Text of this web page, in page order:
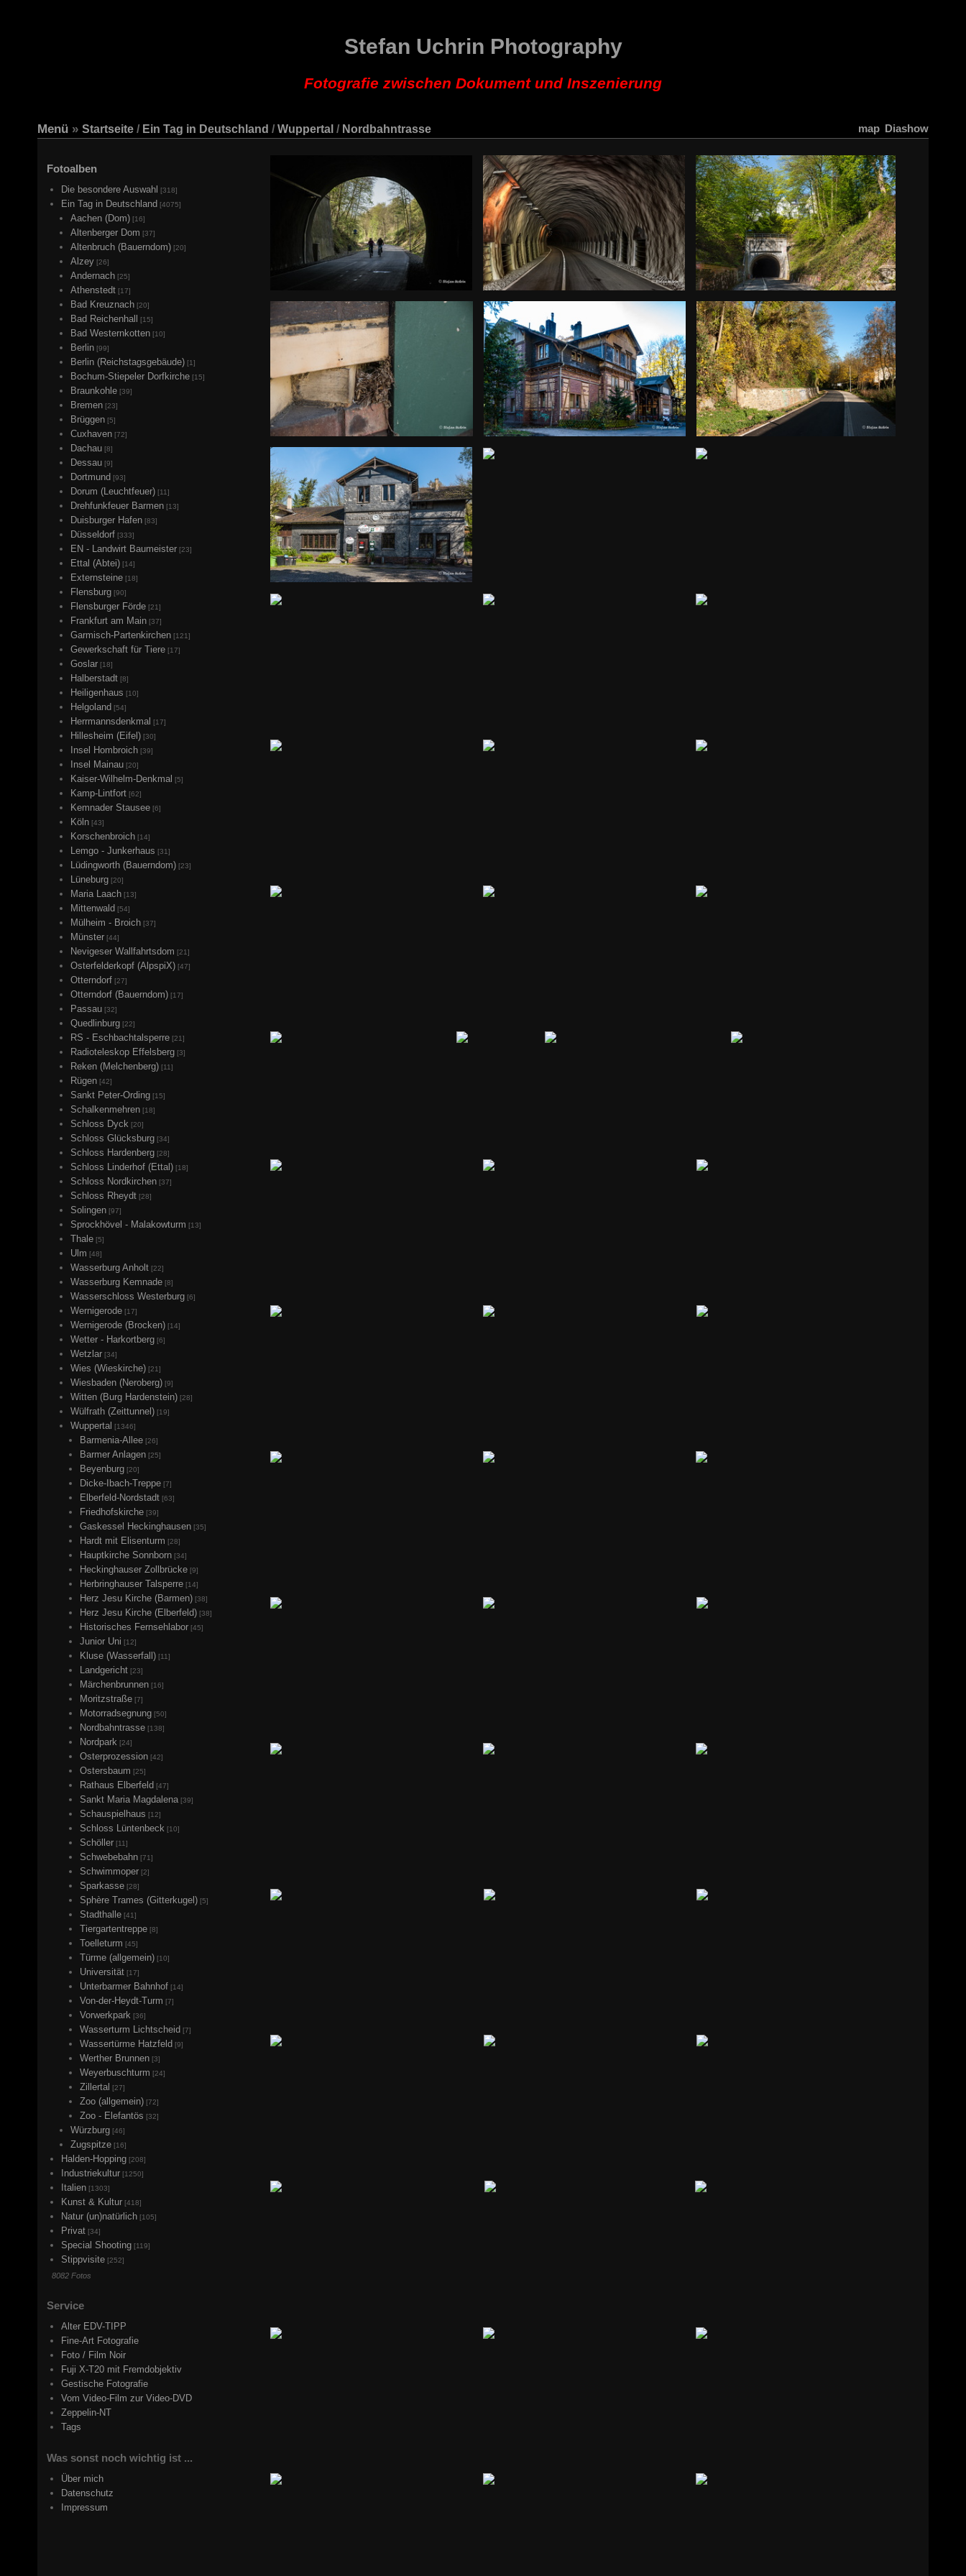
Stefan Uchrin Photography
Fotografie zwischen Dokument und Inszenierung
Menü » Startseite / Ein Tag in Deutschland / Wuppertal / Nordbahntrasse map Diashow
Fotoalben
Die besondere Auswahl [318]
Ein Tag in Deutschland [4075]
Aachen (Dom)[16]
Altenberger Dom [37]
Altenbruch (Bauerndom)[20]
Alzey[26]
Andernach[25]
Athenstedt[17]
Bad Kreuznach[20]
Bad Reichenhall [15]
Bad Westernkotten[10]
Berlin[99]
Berlin (Reichstagsgebäude)[1]
Bochum-Stiepeler Dorfkirche[15]
Braunkohle[39]
Bremen[23]
Brüggen[5]
Cuxhaven[72]
Dachau[8]
Dessau[9]
Dortmund [93]
Dorum (Leuchtfeuer)[11]
Drehfunkfeuer Barmen[13]
Duisburger Hafen[83]
Düsseldorf[333]
EN - Landwirt Baumeister[23]
Ettal (Abtei)[14]
Externsteine[18]
Flensburg[90]
Flensburger Förde[21]
Frankfurt am Main[37]
Garmisch-Partenkirchen[121]
Gewerkschaft für Tiere[17]
Goslar[18]
Halberstadt[8]
Heiligenhaus [10]
Helgoland [54]
Herrmannsdenkmal [17]
Hillesheim (Eifel)[30]
Insel Hombroich[39]
Insel Mainau[20]
Kaiser-Wilhelm-Denkmal [5]
Kamp-Lintfort[62]
Kemnader Stausee[6]
Köln[43]
Korschenbroich[14]
Lemgo - Junkerhaus [31]
Lüdingworth (Bauerndom)[23]
Lüneburg[20]
Maria Laach[13]
Mittenwald [54]
Mülheim - Broich[37]
Münster[44]
Nevigeser Wallfahrtsdom [21]
Osterfelderkopf (AlpspiX)[47]
Otterndorf[27]
Otterndorf (Bauerndom)[17]
Passau[32]
Quedlinburg[22]
RS - Eschbachtalsperre[21]
Radioteleskop Effelsberg[3]
Reken (Melchenberg)[11]
Rügen[42]
Sankt Peter-Ording[15]
Schalkenmehren[18]
Schloss Dyck [20]
Schloss Glücksburg[34]
Schloss Hardenberg[28]
Schloss Linderhof (Ettal)[18]
Schloss Nordkirchen[37]
Schloss Rheydt[28]
Solingen[97]
Sprockhövel - Malakowturm [13]
Thale[5]
Ulm [48]
Wasserburg Anholt[22]
Wasserburg Kemnade[8]
Wasserschloss Westerburg[6]
Wernigerode[17]
Wernigerode (Brocken)[14]
Wetter - Harkortberg[6]
Wetzlar[34]
Wies (Wieskirche)[21]
Wiesbaden (Neroberg)[9]
Witten (Burg Hardenstein)[28]
Wülfrath (Zeittunnel)[19]
Wuppertal [1346]
Barmenia-Allee[26]
Barmer Anlagen[25]
Beyenburg[20]
Dicke-Ibach-Treppe[7]
Elberfeld-Nordstadt[63]
Friedhofskirche[39]
Gaskessel Heckinghausen[35]
Hardt mit Elisenturm [28]
Hauptkirche Sonnborn[34]
Heckinghauser Zollbrücke[9]
Herbringhauser Talsperre[14]
Herz Jesu Kirche (Barmen)[38]
Herz Jesu Kirche (Elberfeld)[38]
Historisches Fernsehlabor[45]
Junior Uni [12]
Kluse (Wasserfall)[11]
Landgericht[23]
Märchenbrunnen[16]
Moritzstraße[7]
Motorradsegnung[50]
Nordbahntrasse[138]
Nordpark [24]
Osterprozession[42]
Ostersbaum [25]
Rathaus Elberfeld [47]
Sankt Maria Magdalena[39]
Schauspielhaus [12]
Schloss Lüntenbeck [10]
Schöller[11]
Schwebebahn[71]
Schwimmoper[2]
Sparkasse[28]
Sphère Trames (Gitterkugel)[5]
Stadthalle[41]
Tiergartentreppe[8]
Toelleturm [45]
Türme (allgemein)[10]
Universität[17]
Unterbarmer Bahnhof[14]
Von-der-Heydt-Turm [7]
Vorwerkpark [36]
Wasserturm Lichtscheid [7]
Wassertürme Hatzfeld [9]
Werther Brunnen[3]
Weyerbuschturm [24]
Zillertal [27]
Zoo (allgemein)[72]
Zoo - Elefantös [32]
Würzburg[46]
Zugspitze[16]
Halden-Hopping[208]
Industriekultur[1250]
Italien[1303]
Kunst & Kultur[418]
Natur (un)natürlich[105]
Privat[34]
Special Shooting[119]
Stippvisite[252]
8082 Fotos
Service
Alter EDV-TIPP
Fine-Art Fotografie
Foto / Film Noir
Fuji X-T20 mit Fremdobjektiv
Gestische Fotografie
Vom Video-Film zur Video-DVD
Zeppelin-NT
Tags
Was sonst noch wichtig ist ...
Über mich
Datenschutz
Impressum